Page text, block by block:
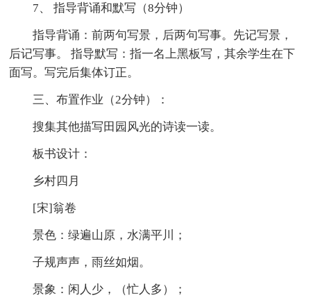
7、 指导背诵和默写（8分钟）
指导背诵：前两句写景，后两句写事。先记写景，
后记写事。 指导默写：指一名上黑板写，其余学生在下
面写。写完后集体订正。
三、布置作业（2分钟）：
搜集其他描写田园风光的诗读一读。
板书设计：
乡村四月
[宋]翁卷
景色：绿遍山原，水满平川；
子规声声，雨丝如烟。
景象：闲人少，（忙人多）；